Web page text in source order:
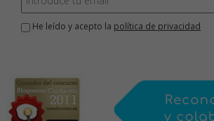
He leído y acepto la política de privacidad